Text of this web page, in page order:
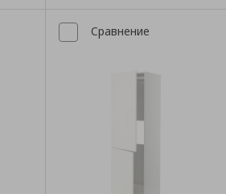
Сравнение